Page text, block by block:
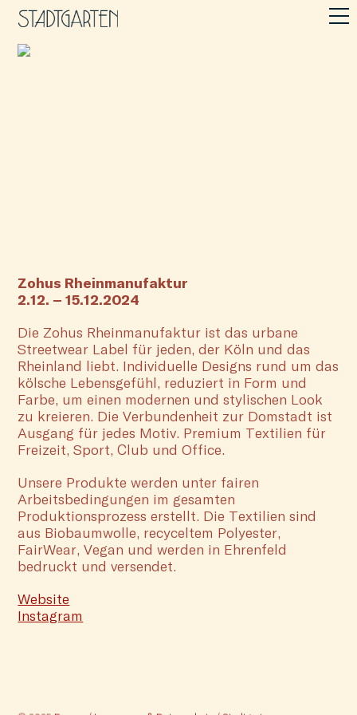
Zohus Rheinmanufaktur
2.12. – 15.12.2024
Die Zohus Rheinmanufaktur ist das urbane
Streetwear Label für jeden, der Köln und das
Rheinland liebt. Individuelle Designs rund um das
kölsche Lebensgefühl, reduziert in Form und
Farbe, um einen modernen und stylischen Look
zu kreieren. Die Verbundenheit zur Domstadt ist
Ausgang für jedes Motiv. Premium Textilien für
Freizeit, Sport, Club und Office.
Unsere Produkte werden unter fairen
Arbeitsbedingungen im gesamten
Produktionsprozess erstellt. Die Textilien sind
aus Biobaumwolle, recyceltem Polyester,
FairWear, Vegan und werden in Ehrenfeld
bedruckt und versendet.
Website
Instagram